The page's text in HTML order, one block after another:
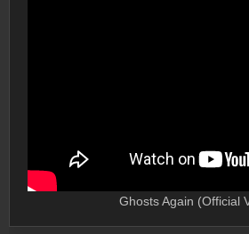
Ghosts Again (Official